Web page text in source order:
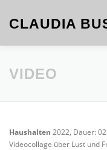
Inhalt
springen
CLAUDIA
WERKE
VIDEO
Haushalten 2022, Dauer:
Videocollage über Lust und